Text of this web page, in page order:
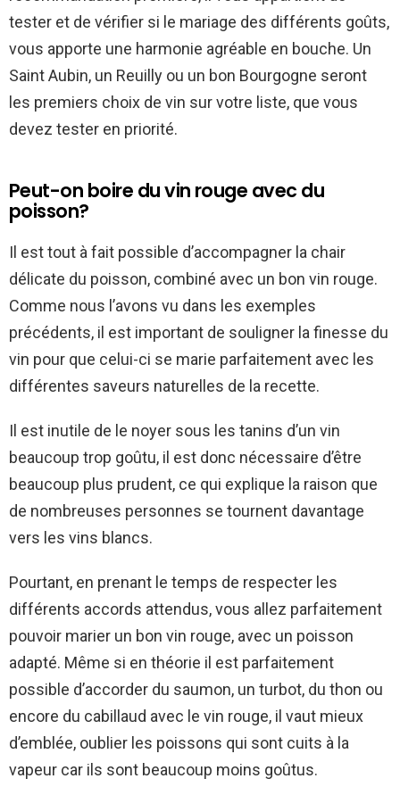
tester et de vérifier si le mariage des différents goûts,
vous apporte une harmonie agréable en bouche. Un
Saint Aubin, un Reuilly ou un bon Bourgogne seront
les premiers choix de vin sur votre liste, que vous
devez tester en priorité.
Peut-on boire du vin rouge avec du
poisson?
Il est tout à fait possible d’accompagner la chair
délicate du poisson, combiné avec un bon vin rouge.
Comme nous l’avons vu dans les exemples
précédents, il est important de souligner la finesse du
vin pour que celui-ci se marie parfaitement avec les
différentes saveurs naturelles de la recette.
Il est inutile de le noyer sous les tanins d’un vin
beaucoup trop goûtu, il est donc nécessaire d’être
beaucoup plus prudent, ce qui explique la raison que
de nombreuses personnes se tournent davantage
vers les vins blancs.
Pourtant, en prenant le temps de respecter les
différents accords attendus, vous allez parfaitement
pouvoir marier un bon vin rouge, avec un poisson
adapté. Même si en théorie il est parfaitement
possible d’accorder du saumon, un turbot, du thon ou
encore du cabillaud avec le vin rouge, il vaut mieux
d’emblée, oublier les poissons qui sont cuits à la
vapeur car ils sont beaucoup moins goûtus.